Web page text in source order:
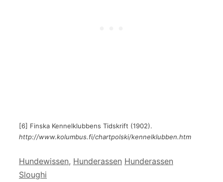
[6] Finska Kennelklubbens Tidskrift (1902).
http://www.kolumbus.fi/chartpolski/kennelklubben.htm
Kategorien
Hundewissen, Hunderassen Schlagwörter
Hunderassen
Sloughi